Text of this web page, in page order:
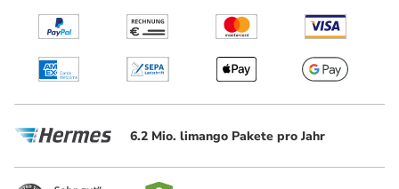
6.2 Mio. limango Pakete pro Jahr